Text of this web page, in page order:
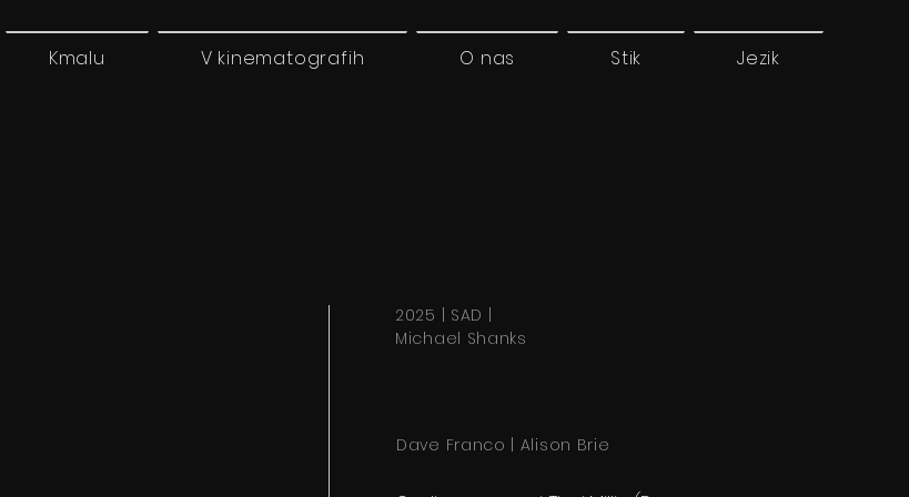
Kmalu V kinematografih O nas Stik Jezik
2025 | SAD |
Michael Shanks
Dave Franco | Alison Brie